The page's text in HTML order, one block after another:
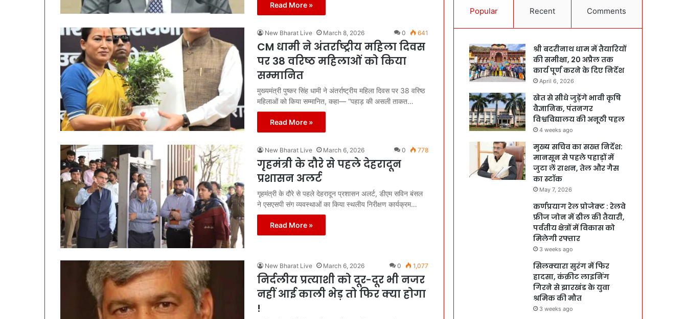
Read More »
New Bharat Live March 8, 2026 0 641
CM धामी ने अंतर्राष्ट्रीय महिला दिवस
पर 38 वरिष्ठ महिलाओं को किया
सम्मानित
मुख्यमंत्री पुष्कर सिंह धामी ने अंतर्राष्ट्रीय महिला दिवस पर 38 वरिष्ठ
महिलाओं को किया सम्मानित, कहा— “पहाड़ की असली ताकत…
Read More »
New Bharat Live March 6, 2026 0 778
गृहमंत्री के दौरे से पहले देहरादून
प्रशासन अलर्ट
गृहमंत्री के दौरे से पहले देहरादून प्रशासन अलर्ट, डीएम सविन बंसल
ने एसएसपी संग व्यवस्थाओं का किया स्थलीय निरीक्षण कार्यक्रम…
Read More »
New Bharat Live March 6, 2026 0 1,077
निर्दलीय प्रत्याशी को दूर-दूर भी नजर
नहीं आई काली भेड़ तो फिर क्या होगा
!
Popular Recent Comments
श्री बदरीनाथ धाम में तैयारियों
की समीक्षा, 20 अप्रैल तक
कार्य पूर्ण करने के दिए निर्देश
April 6, 2026
खेत से सीधे जुड़ेंगे भावी कृषि
वैज्ञानिक, पंतनगर
विश्वविद्यालय की अनूठी पहल
4 weeks ago
मुख्य सचिव का सख्त निर्देश:
मानसून से पहले पहाड़ों में
जुटा लें राशन, तेल और गैस
का स्टॉक
May 7, 2026
कर्णप्रयाग रेल प्रोजेक्ट : रेलवे
फ्रीज जोन में ढील की तैयारी,
पर्वतीय क्षेत्रों में विकास को
मिलेगी रफ्तार
3 weeks ago
सिलक्यारा सुरंग में फिर
हादसा, कंक्रीट लाइनिंग
गिरने से झारखंड के युवा
श्रमिक की मौत
3 weeks ago